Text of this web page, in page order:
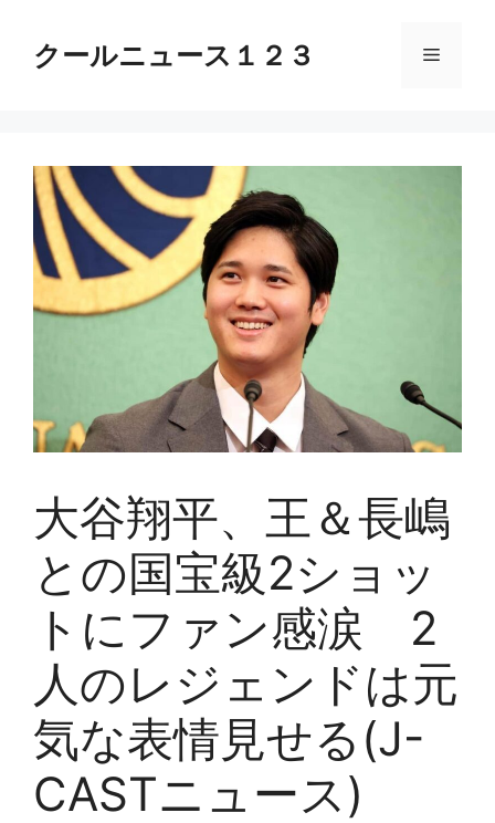
クールニュース１２３ メ
大谷翔平、王＆長嶋
との国宝級2ショッ
トにファン感涙 2
人のレジェンドは元
気な表情見せる(J-
CASTニュース)